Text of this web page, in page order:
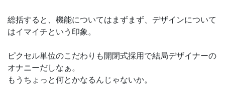
総括すると、機能についてはまずまず、デザインについて
はイマイチという印象。
ピクセル単位のこだわりも開閉式採用で結局デザイナーの
オナニーだしなぁ。
もうちょっと何とかなるんじゃないか。